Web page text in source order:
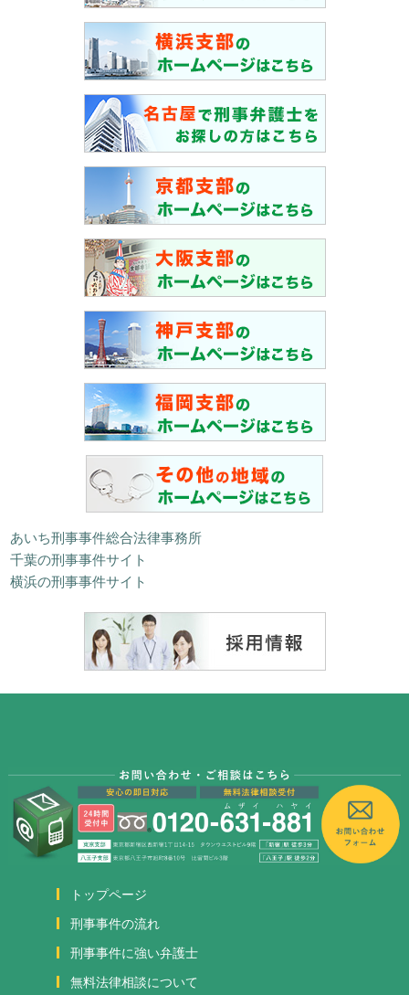
あいち刑事事件総合法律事務所
千葉の刑事事件サイト
横浜の刑事事件サイト
トップページ
刑事事件の流れ
刑事事件に強い弁護士
無料法律相談について